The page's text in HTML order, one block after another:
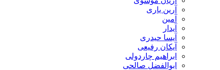
آرین یاری
آیسا حیدری
آیکان رفیعی
ابراهیم چاردولی
ابوالفضل صالحی